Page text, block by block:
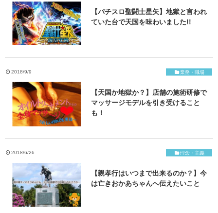
【パチスロ聖闘士星矢】地獄と言われ
ていた台で天国を味わいました!!
2018/9/9 業務・職場
【天国か地獄か？】店舗の施術研修で
マッサージモデルを引き受けること
も！
2018/6/26 理念・主義
【親孝行はいつまで出来るのか？】今
は亡きおかあちゃんへ伝えたいこと